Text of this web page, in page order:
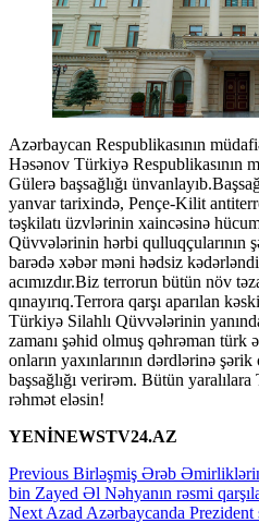
Azərbaycan Respublikasının
Həsənov Türkiyə Respublikasının
Gülerə başsağlığı
yanvar tarixində, Pençe-Kilit
təşkilatı üzvlərinin xaincəsinə
Qüvvələrinin hərbi qulluqçularının
barədə xəbər məni hədsiz
acımızdır.Biz terrorun bütün növ
qınayırıq.Terrora qarşı aparılan
Türkiyə Silahlı Qüvvələrinin
zamanı şəhid olmuş qəhrəman türk
onların yaxınlarının dərdlərinə
başsağlığı verirəm. Bütün
rəhmət eləsin!
YENİNEWSTV24.AZ
Continue
Reading
Previous Birləşmiş Ərəb
bin Zayed Əl Nəhyanın rəsmi
Next Azad Azərbaycanda